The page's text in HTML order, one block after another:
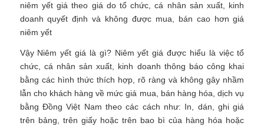
niêm yết giá theo giá do tổ chức, cá nhân sản xuất, kinh
doanh quyết định và không được mua, bán cao hơn giá
niêm yết
Vậy Niêm yết giá là gì? Niêm yết giá được hiểu là việc tổ
chức, cá nhân sản xuất, kinh doanh thông báo công khai
bằng các hình thức thích hợp, rõ ràng và không gây nhầm
lẫn cho khách hàng về mức giá mua, bán hàng hóa, dịch vụ
bằng Đồng Việt Nam theo các cách như: In, dán, ghi giá
trên bảng, trên giấy hoặc trên bao bì của hàng hóa hoặc